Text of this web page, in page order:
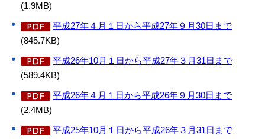
(1.9MB)
平成27年４月１日から平成27年９月30日まで
(845.7KB)
平成26年10月１日から平成27年３月31日まで
(589.4KB)
平成26年４月１日から平成26年９月30日まで
(2.4MB)
平成25年10月１日から平成26年３月31日まで